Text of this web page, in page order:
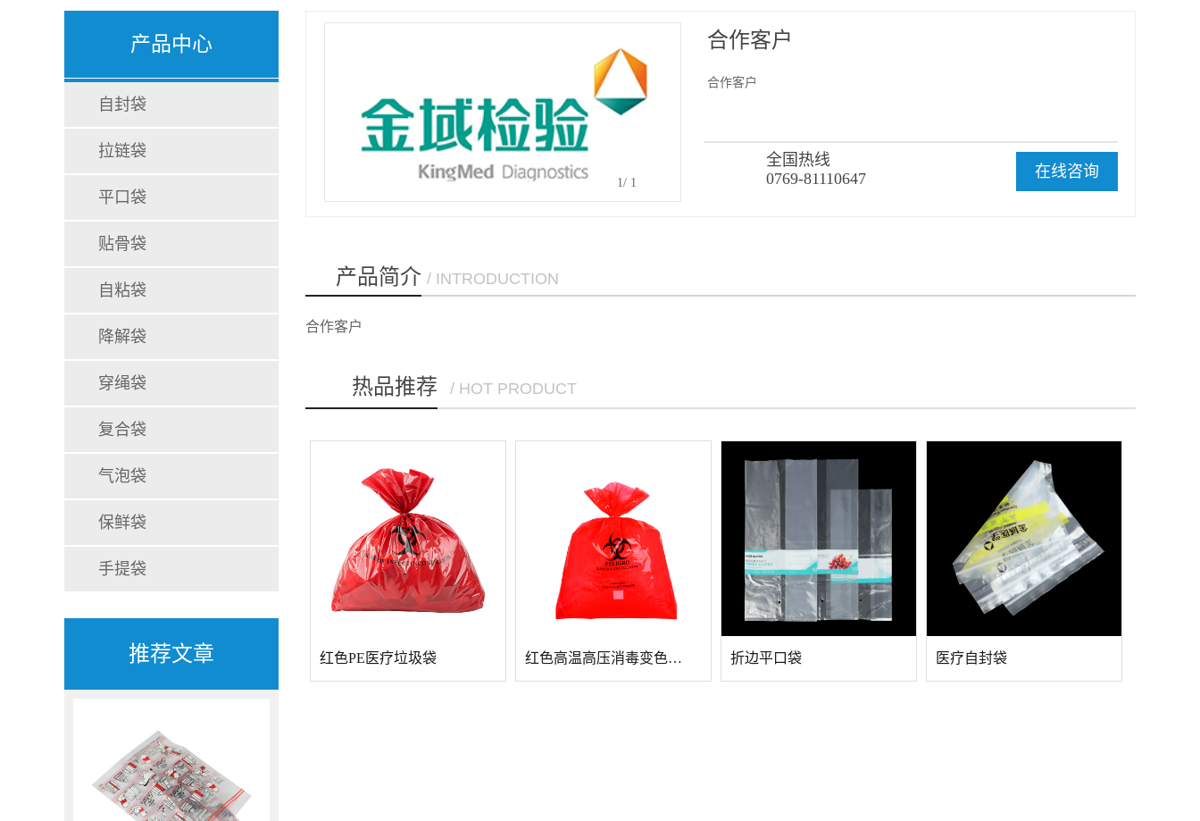
产品中心
自封袋
拉链袋
平口袋
贴骨袋
自粘袋
降解袋
穿绳袋
复合袋
气泡袋
保鲜袋
手提袋
推荐文章
1/ 1
合作客户
合作客户
在线咨询
全国热线
0769-81110647
产品简介 / INTRODUCTION
合作客户
热品推荐 / HOT PRODUCT
红色PE医疗垃圾袋 红色高温高压消毒变色标签医疗垃圾袋 折边平口袋 医疗自封袋